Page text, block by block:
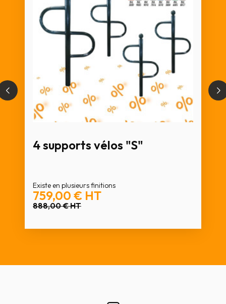
4 supports vélos "S"
Existe en plusieurs finitions
759,00 € HT
888,00 €HT